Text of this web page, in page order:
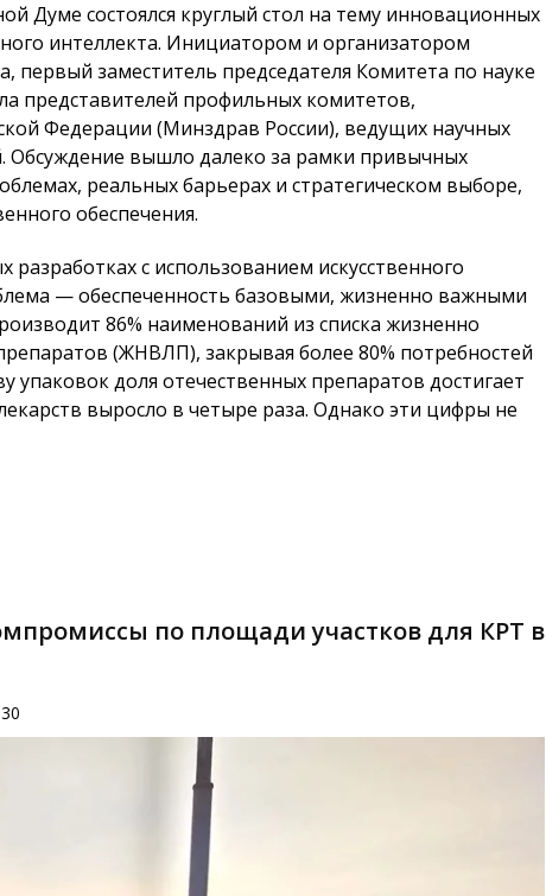
Думе состоялся круглый стол на тему инновационных
интеллекта. Инициатором и организатором
первый заместитель председателя Комитета по науке
представителей профильных комитетов,
Федерации (Минздрав России), ведущих научных
Обсуждение вышло далеко за рамки привычных
реальных барьерах и стратегическом выборе,
обеспечения.
с использованием искусственного
— обеспеченность базовыми, жизненно важными
86% наименований из списка жизненно
(ЖНВЛП), закрывая более 80% потребностей
упаковок доля отечественных препаратов достигает
выросло в четыре раза. Однако эти цифры не
по площади участков для КРТ в